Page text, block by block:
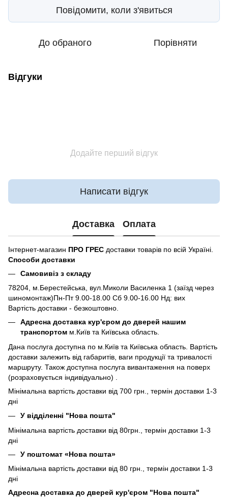
Повідомити, коли з'явиться
До обраного Порівняти
Відгуки
Додайте перший відгук
Написати відгук
Доставка Оплата
Інтернет-магазин ПРО ГРЕС доставки товарів по всій Україні.
Способи доставки
Самовивіз з складу
78204, м.Берестейська, вул.Миколи Василенка 1 (заїзд через
шиномонтаж)Пн-Пт 9.00-18.00 Сб 9.00-16.00 Нд: вих
Вартість доставки - безкоштовно.
Адресна доставка кур'єром до дверей нашим
транспортом м.Київ та Київська область.
Дана послуга доступна по м.Київ та Київська область. Вартість
доставки залежить від габаритів, ваги продукції та тривалості
маршруту. Також доступна послуга вивантаження на поверх
(розраховується індивідуально) .
Мінімальна вартість доставки від 700 грн., термін доставки 1-3
дні
У відділенні "Нова пошта"
Мінімальна вартість доставки від 80грн., термін доставки 1-3
дні
У поштомат «Нова пошта»
Мінімальна вартість доставки від 80 грн., термін доставки 1-3
дні
Адресна доставка до дверей кур'єром "Нова пошта"